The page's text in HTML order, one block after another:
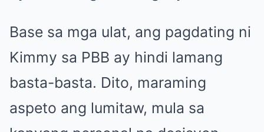
Base sa mga ulat, ang pagdating ni
Kimmy sa PBB ay hindi lamang
basta-basta. Dito, maraming
aspeto ang lumitaw, mula sa